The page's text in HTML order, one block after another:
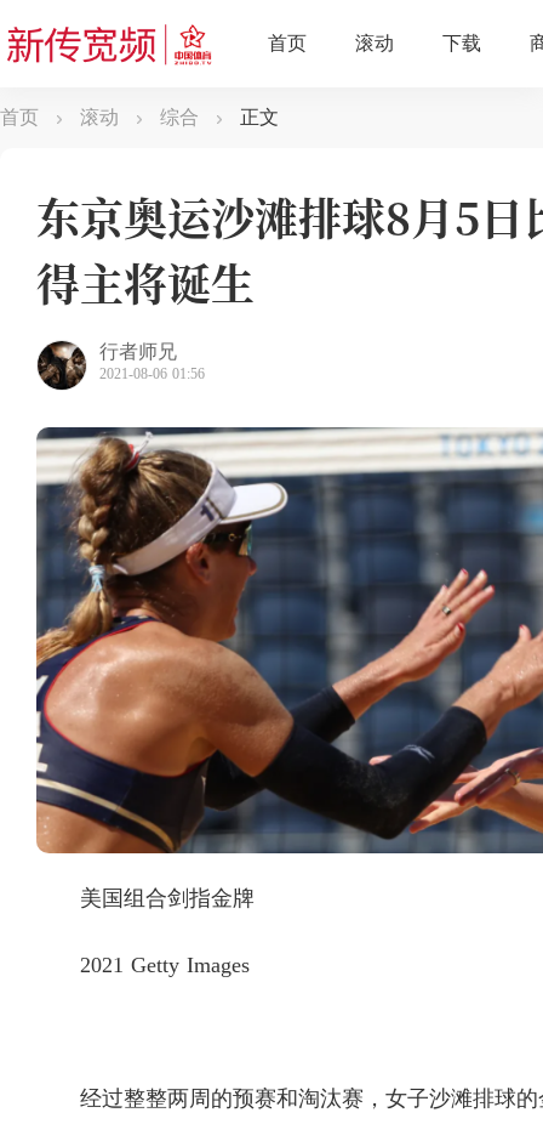
首页 滚动 综合 正文
东京奥运沙滩排球8月5
得主将诞生
行者师兄
2021-08-06 01:56
美国组合剑指金牌
2021 Getty Images
经过整整两周的预赛和淘汰赛，女子沙滩排球